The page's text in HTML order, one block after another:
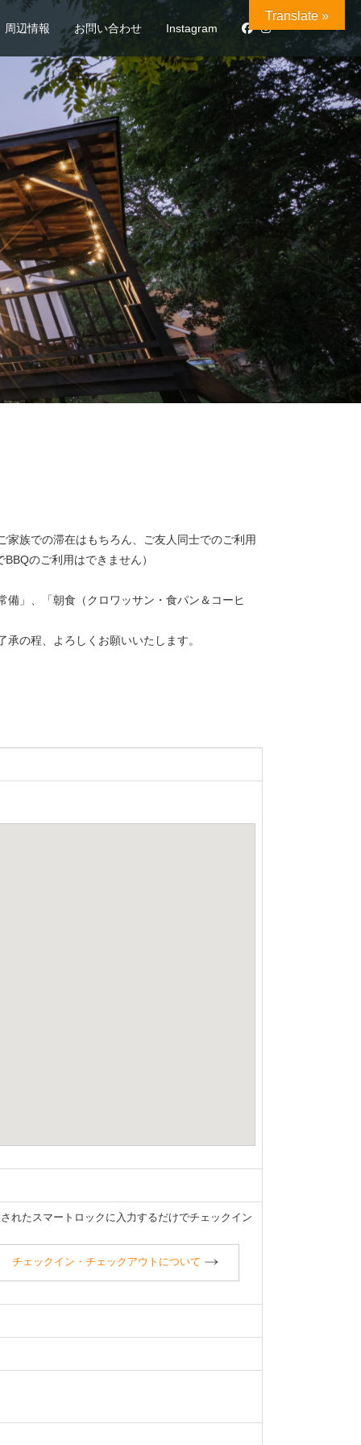
周辺情報 お問い合わせ Instagram
族での滞在はもちろん、ご友人同士でのご利用
のご利用はできません）
」、「朝食（クロワッサン・食パン＆コーヒ
の程、よろしくお願いいたします。
れたスマートロックに入力するだけでチェックイン
チェックイン・チェックアウトについて
Translate »